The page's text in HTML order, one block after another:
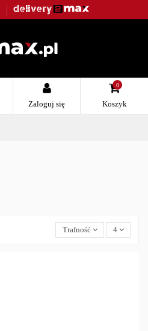
Zaloguj się
0
Koszyk
Trafność 4